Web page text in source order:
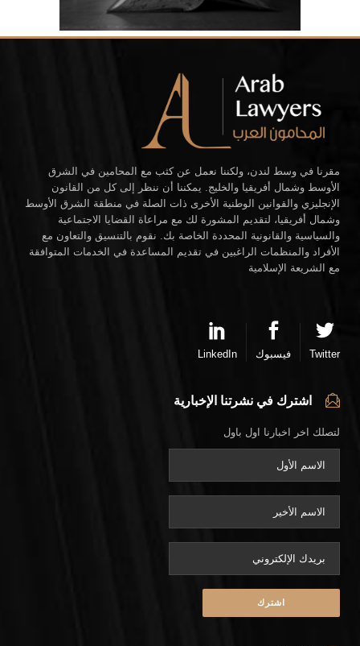
مقرنا في وسط لندن، ولكننا نعمل عن كثب مع المحامين في الشرق
الأوسط وشمال أفريقيا والخليج. يمكننا أن ننظر إلى كل من القانون
الإنجليزي والقوانين الوطنية الأخرى ذات الصلة في منطقة الشرق الأوسط
وشمال أفريقيا، لتقديم المشورة لك مع مراعاة القضايا الاجتماعية
والسياسية والقانونية المحددة الخاصة بك. نقوم بالتنسيق والتعاون مع
الأفراد والمنظمات الراغبين في تقديم المساعدة في الخدمات المتوافقة
مع الشريعة الإسلامية
Twitter فيسبوك LinkedIn
اشترك في نشرتنا الإخبارية
لتصلك اخر اخبارنا اول باول